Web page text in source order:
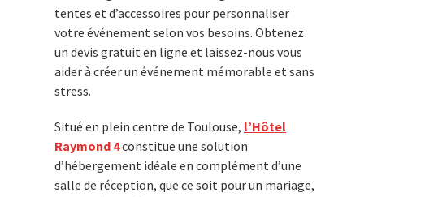
tentes et d’accessoires pour personnaliser
votre événement selon vos besoins. Obtenez
un devis gratuit en ligne et laissez-nous vous
aider à créer un événement mémorable et sans
stress.
Situé en plein centre de Toulouse, l’Hôtel
Raymond 4constitue une solution
d’hébergement idéale en complément d’une
salle de réception, que ce soit pour un mariage,